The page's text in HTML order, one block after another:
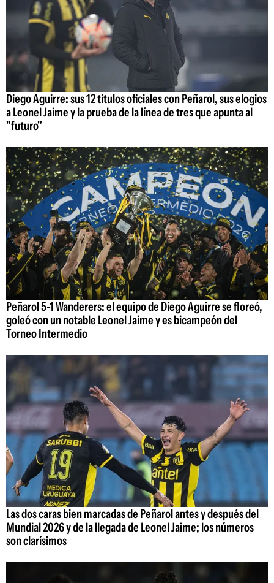
Diego Aguirre: sus 12 títulos oficiales con Peñarol, sus elogios
a Leonel Jaime y la prueba de la línea de tres que apunta al
"futuro"
Peñarol 5-1 Wanderers: el equipo de Diego Aguirre se floreó,
goleó con un notable Leonel Jaime y es bicampeón del
Torneo Intermedio
Las dos caras bien marcadas de Peñarol antes y después del
Mundial 2026 y de la llegada de Leonel Jaime; los números
son clarísimos